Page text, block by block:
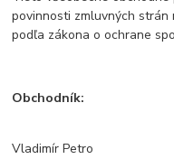
povinnosti zmluvných strán
podľa zákona o ochrane
Obchodník:
Vladimír Petro